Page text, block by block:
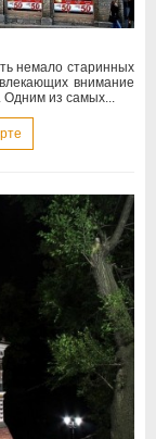
немало старинных
внимание
Одним из самых...